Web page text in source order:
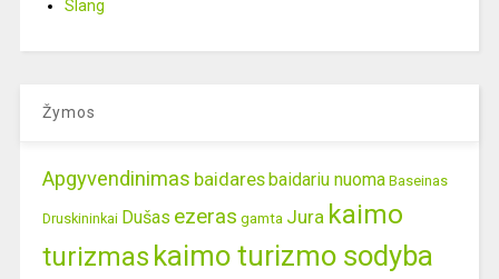
Slang
Žymos
Apgyvendinimas baidaresbaidariu nuoma Baseinas
Druskininkai Dušas ezeras gamta Jura kaimo
turizmas kaimo turizmo sodyba